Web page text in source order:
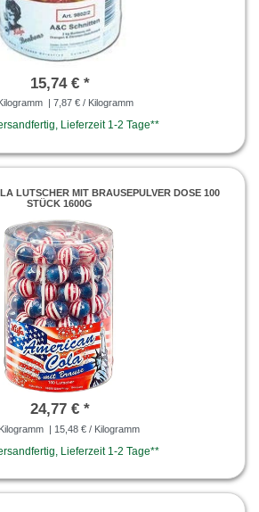
15,74 € *
Kilogramm | 7,87 € / Kilogramm
Lieferzeit 1-2 Tage**
LUTSCHER MIT BRAUSEPULVER DOSE 100
STÜCK 1600G
24,77 € *
Kilogramm | 15,48 € / Kilogramm
Lieferzeit 1-2 Tage**